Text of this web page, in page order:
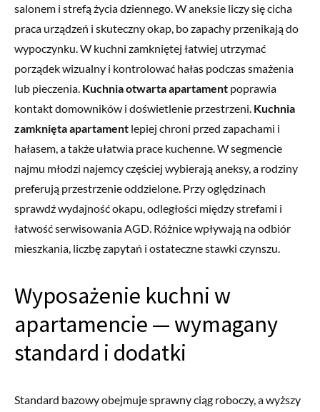
salonem i strefą życia dziennego. W aneksie liczy się cicha
praca urządzeń i skuteczny okap, bo zapachy przenikają do
wypoczynku. W kuchni zamkniętej łatwiej utrzymać
porządek wizualny i kontrolować hałas podczas smażenia
lub pieczenia. Kuchnia otwarta apartament poprawia
kontakt domowników i doświetlenie przestrzeni. Kuchnia
zamknięta apartament lepiej chroni przed zapachami i
hałasem, a także ułatwia prace kuchenne. W segmencie
najmu młodzi najemcy częściej wybierają aneksy, a rodziny
preferują przestrzenie oddzielone. Przy oględzinach
sprawdź wydajność okapu, odległości między strefami i
łatwość serwisowania AGD. Różnice wpływają na odbiór
mieszkania, liczbę zapytań i ostateczne stawki czynszu.
Wyposażenie kuchni w
apartamencie — wymagany
standard i dodatki
Standard bazowy obejmuje sprawny ciąg roboczy, a wyższy